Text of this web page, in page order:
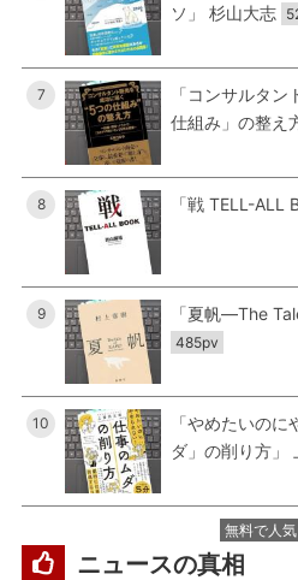
ソ」 杉山大志
7
「コンサルタ
仕組み」の整え
8 「戦 TELL-ALL
9 「夏帆―The
485pv
10
「やめたいの
ダ」の削り方」
無料で人
ニュースの真相